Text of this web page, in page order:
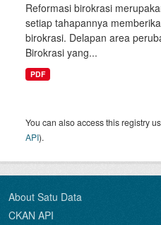
Reformasi birokrasi
setiap tahapannya
birokrasi. Delapan area
Birokrasi yang...
PDF
You can also access this registry
API).
About Satu Data
CKAN API